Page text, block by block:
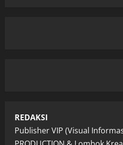
REDAKSI
Publisher VIP (Visual